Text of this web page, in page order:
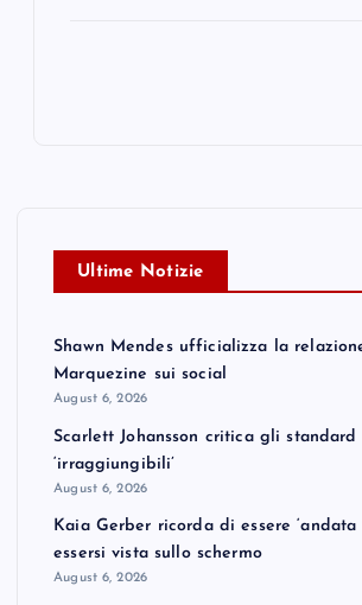
Ultime Notizie
Shawn Mendes ufficializza la
Marquezine sui social
August 6, 2026
Scarlett Johansson critica gli
‘irraggiungibili’
August 6, 2026
Kaia Gerber ricorda di essere ‘andata
essersi vista sullo schermo
August 6, 2026